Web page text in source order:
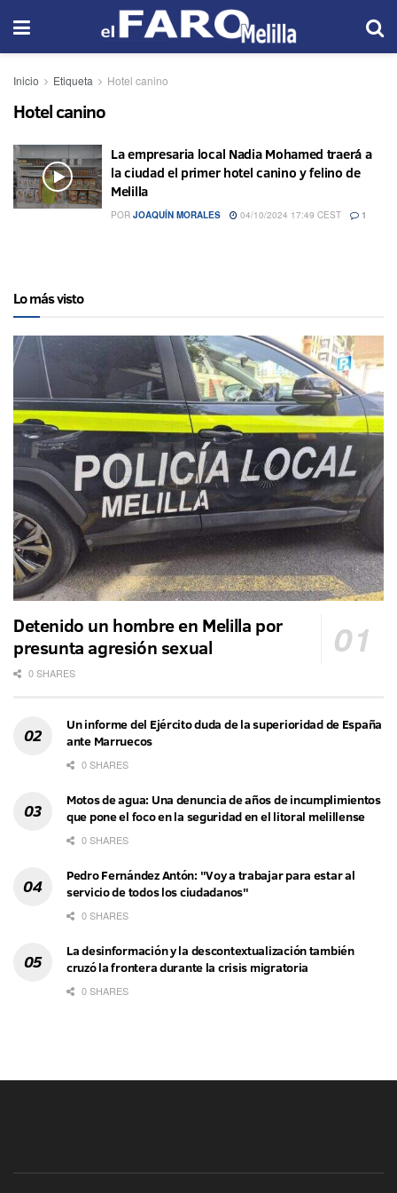
Inicio Etiqueta Hotel canino
Hotel canino
La empresaria local Nadia Mohamed traerá a
la ciudad el primer hotel canino y felino de
Melilla
POR JOAQUÍN MORALES 04/10/2024 17:49 CEST 1
Lo más visto
Detenido un hombre en Melilla por
presunta agresión sexual
0 SHARES
Un informe del Ejército duda de la superioridad de España
ante Marruecos
0 SHARES
Motos de agua: Una denuncia de años de incumplimientos
que pone el foco en la seguridad en el litoral melillense
0 SHARES
Pedro Fernández Antón: "Voy a trabajar para estar al
servicio de todos los ciudadanos"
0 SHARES
La desinformación y la descontextualización también
cruzó la frontera durante la crisis migratoria
0 SHARES